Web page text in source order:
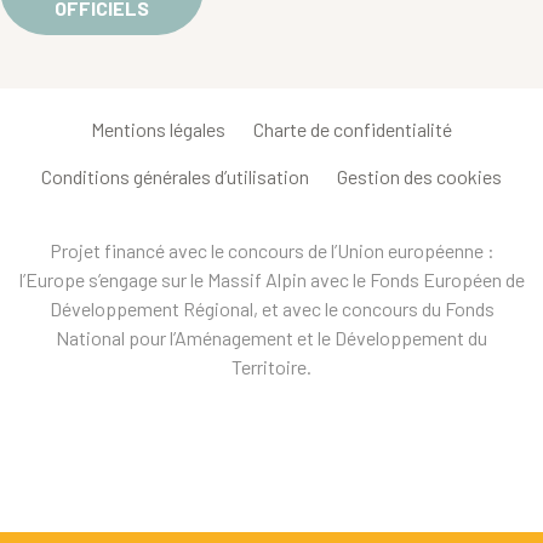
OFFICIELS
Mentions légales Charte de confidentialité
Conditions générales d’utilisation Gestion des cookies
Projet financé avec le concours de l’Union européenne :
l’Europe s’engage sur le Massif Alpin avec le Fonds Européen de
Développement Régional, et avec le concours du Fonds
National pour l’Aménagement et le Développement du
Territoire.